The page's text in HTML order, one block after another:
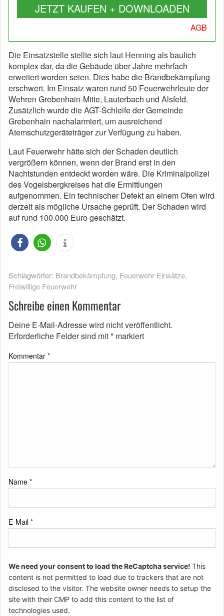
JETZT KAUFEN + DOWNLOADEN
AGB
Die Einsatzstelle stellte sich laut Henning als baulich
komplex dar, da die Gebäude über Jahre mehrfach
erweitert worden seien. Dies habe die Brandbekämpfung
erschwert. Im Einsatz waren rund 50 Feuerwehrleute der
Wehren Grebenhain-Mitte, Lauterbach und Alsfeld.
Zusätzlich wurde die AGT-Schleife der Gemeinde
Grebenhain nachalarmiert, um ausreichend
Atemschutzgeräteträger zur Verfügung zu haben.
Laut Feuerwehr hätte sich der Schaden deutlich
vergrößern können, wenn der Brand erst in den
Nachtstunden entdeckt worden wäre. Die Kriminalpolizei
des Vogelsbergkreises hat die Ermittlungen
aufgenommen. Ein technischer Defekt an einem Ofen wird
derzeit als mögliche Ursache geprüft. Der Schaden wird
auf rund 100.000 Euro geschätzt.
Schlagwörter: Brandbekämpfung, Feuerwehr Einsätze,
Freiwillige Feuerwehr
Schreibe einen Kommentar
Deine E-Mail-Adresse wird nicht veröffentlicht.
Erforderliche Felder sind mit* markiert
Kommentar *
Name *
E-Mail *
We need your consent to load the ReCaptcha service! This
content is not permitted to load due to trackers that are not
disclosed to the visitor. The website owner needs to setup the
site with their CMP to add this content to the list of
technologies used.